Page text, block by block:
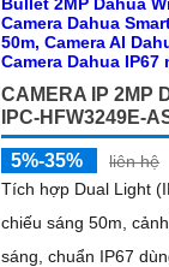
CAMERA IP 2MP
IPC-HFW3249E-
5%-35%
liên hệ
Tích hợp Dual Light
chiếu sáng 50m,
sáng, chuẩn IP67